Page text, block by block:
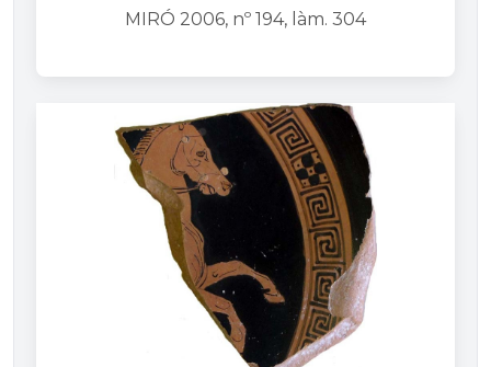
MIRÓ 2006, nº 194, làm. 304